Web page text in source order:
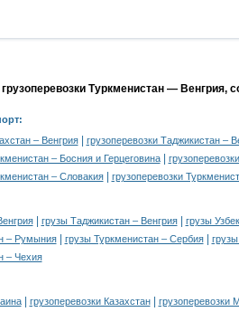
Туркменистан — Венгрия,
– Венгрия|
грузоперевозки Таджикистан –
– Босния и Герцеговина|
– Словакия| грузоперевозки
| грузы Таджикистан – Венгрия|
грузы
– Румыния| грузы Туркменистан – Сербия|
– Чехия
| грузоперевозки Казахстан|
грузоперевозки